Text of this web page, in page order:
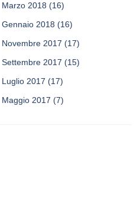
Marzo 2018 (16)
Gennaio 2018 (16)
Novembre 2017 (17)
Settembre 2017 (15)
Luglio 2017 (17)
Maggio 2017 (7)